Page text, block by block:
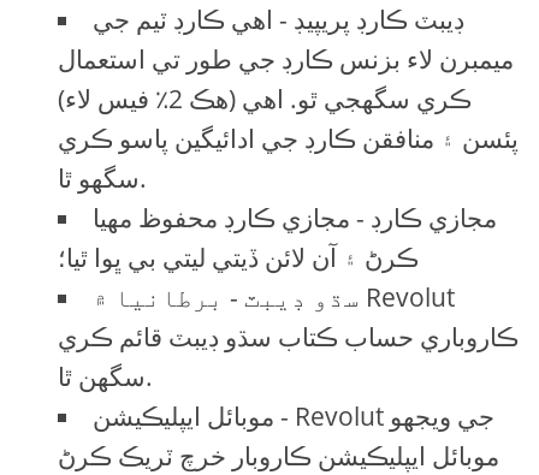
ڊيبٽ ڪارڊ پريپيڊ - اهي ڪارڊ ٽيم جي
ميمبرن لاء بزنس ڪارڊ جي طور تي استعمال
ڪري سگهجي ٿو. اھي (ھڪ 2٪ فيس لاء)
پئسن ۽ منافقن ڪارڊ جي ادائيگين پاسو ڪري
سگهو ٿا.
مجازي ڪارڊ - مجازي ڪارڊ محفوظ مهيا
ڪرڻ ۽ آن لائن ڏيتي ليتي بي ڀوا ٿيا؛
سڌو ڊيبٽ - برطانيا ۾ Revolut
ڪاروباري حساب ڪتاب سڌو ڊيبٽ قائم ڪري
سگهن ٿا.
موبائل ايپليڪيشن - Revolut جي ويجھو
موبائل ايپليڪيشن ڪاروبار خرچ ٽريڪ ڪرڻ